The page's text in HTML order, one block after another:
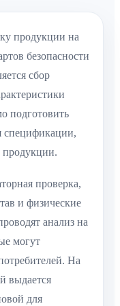
продукции на
безопасности
сбор
подготовить
спецификации,
продукции.
проверка,
и физические
анализ на
могут
На
выдается
для